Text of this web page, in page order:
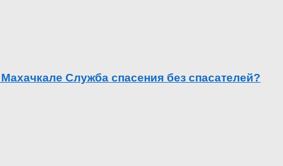
Служба спасения без спасателей?